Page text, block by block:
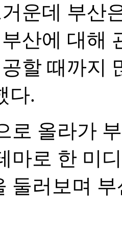
운데 부산
산에 대해
할 때까지
다.
로 올라가
마로 한 미
둘러보며